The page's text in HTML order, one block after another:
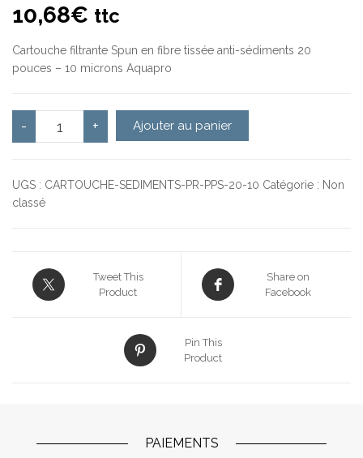
10,68€ ttc
Cartouche filtrante Spun en fibre tissée anti-sédiments 20
pouces – 10 microns Aquapro
- quantité de Cartouche sédiments 20'' - 10 microns
+ Ajouter au panier
UGS : CARTOUCHE-SEDIMENTS-PR-PPS-20-10 Catégorie : Non
classé
Tweet This
Product
Share on
Facebook
Pin This
Product
PAIEMENTS